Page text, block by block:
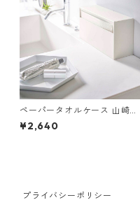
ペーパータオルケース 山崎実
業 tower タワー フィルムフッ
ク ウォールペーパーホルダー
¥2,640
プライバシーポリシー